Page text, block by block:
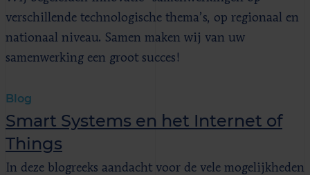
verschillende technologische thema’s, op regionaal en
nationaal niveau. Samen maken wij van uw
samenwerking een groot succes!
Blog
Smart Systems en het Internet of
Things
In deze blogreeks aandacht voor de vele mogelijkheden